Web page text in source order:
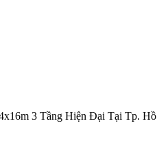
3 Tầng Hiện Đại Tại Tp. Hồ